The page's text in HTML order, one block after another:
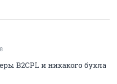
B2CPL и никакого бухла